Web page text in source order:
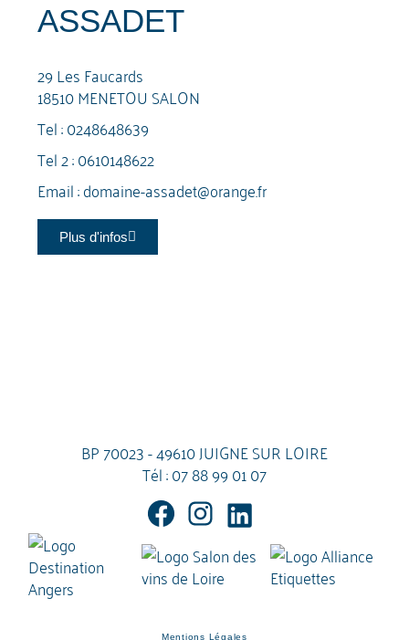
ASSADET
29 Les Faucards
18510 MENETOU SALON
Tel :0248648639
Tel 2 :0610148622
Email :domaine-assadet@orange.fr
Plus d'infos
BP 70023 - 49610 JUIGNE SUR LOIRE
Tél :07 88 99 01 07
Mentions Légales